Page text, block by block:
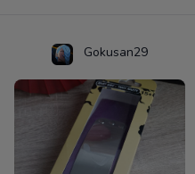
Gokusan29